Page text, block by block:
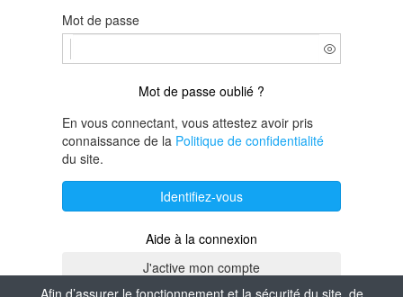
Afin d’assurer le fonctionnement et la sécurité du site, de
Mot de passe
Mot de passe oublié ?
En vous connectant, vous attestez avoir pris
connaissance de la Politique de confidentialité
du site.
Identifiez-vous
Aide à la connexion